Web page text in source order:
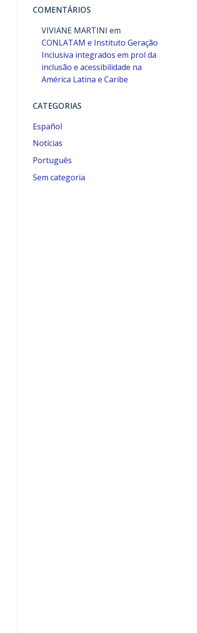
COMENTÁRIOS
VIVIANE MARTINI em
CONLATAM e Instituto Geração
Inclusiva integrados em prol da
inclusão e acessibilidade na
América Latina e Caribe
CATEGORIAS
Español
Notícias
Português
Sem categoria